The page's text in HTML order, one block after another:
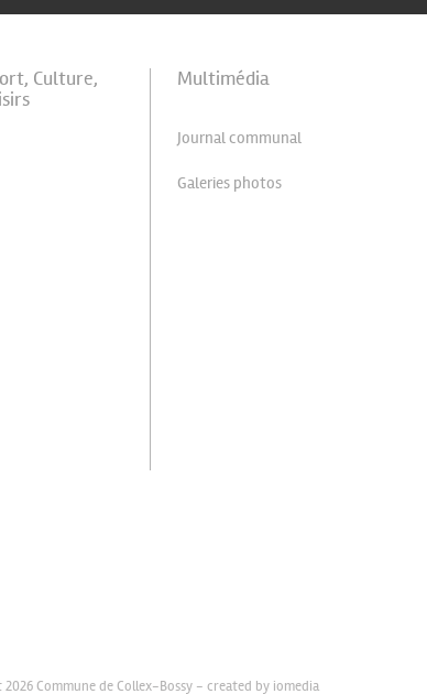
Culture,
Multimédia
Journal communal
Galeries photos
Commune de Collex-Bossy -created by iomedia